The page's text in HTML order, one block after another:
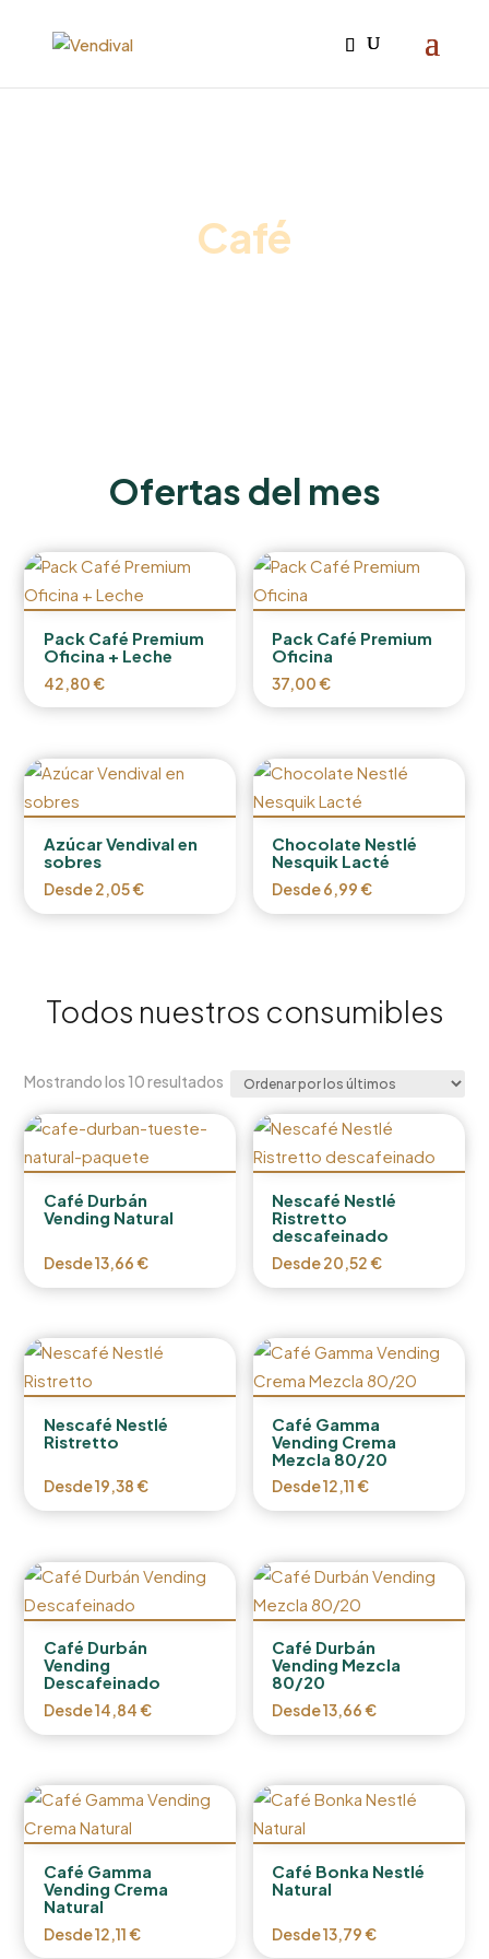
Café
Ofertas del mes
Pack Café Premium
Oficina + Leche
42,80€
Pack Café Premium
Oficina
37,00€
Azúcar Vendival en
sobres
Desde2,05€
Chocolate Nestlé
Nesquik Lacté
Desde6,99€
Todos nuestros consumibles
Mostrando los 10 resultados Ordenado
últimos
Café Durbán
Vending Natural
Desde13,66€
Nescafé Nestlé
Ristretto
descafeinado
Desde20,52€
Nescafé Nestlé
Ristretto
Desde19,38€
Café Gamma
Vending Crema
Mezcla 80/20
Desde12,11€
Café Durbán
Vending
Descafeinado
Desde14,84€
Café Durbán
Vending Mezcla
80/20
Desde13,66€
Café Gamma
Vending Crema
Natural
Desde12,11€
Café Bonka Nestlé
Natural
Desde13,79€